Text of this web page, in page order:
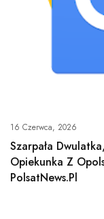
16 Czerwca, 2026
Szarpała
Opiekunka Z
PolsatNews.pl